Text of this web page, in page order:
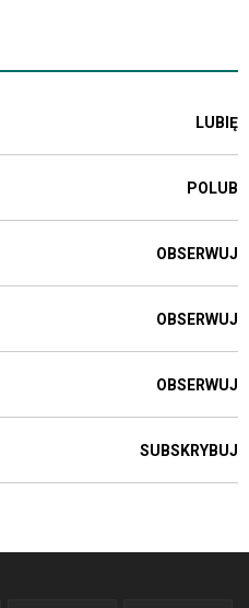
LUBIĘ
POLUB
OBSERWUJ
OBSERWUJ
OBSERWUJ
SUBSKRYBUJ